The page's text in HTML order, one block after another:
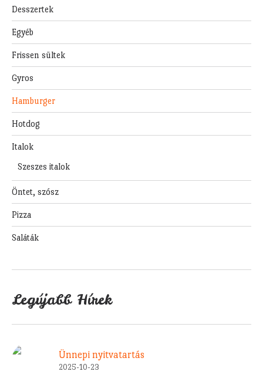
Desszertek
Egyéb
Frissen sültek
Gyros
Hamburger
Hotdog
Italok
Szeszes italok
Öntet, szósz
Pizza
Saláták
Legújabb Hírek
Ünnepi nyitvatartás
2025-10-23